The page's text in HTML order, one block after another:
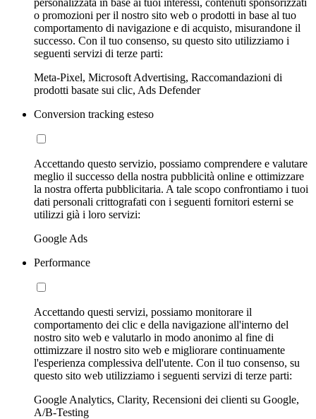
o promozioni per il nostro sito web o prodotti in base al tuo
comportamento di navigazione e di acquisto, misurandone il
successo. Con il tuo consenso, su questo sito utilizziamo i
seguenti servizi di terze parti:
Meta-Pixel, Microsoft Advertising, Raccomandazioni di
prodotti basate sui clic, Ads Defender
Conversion tracking esteso
Accettando questo servizio, possiamo comprendere e valutare
meglio il successo della nostra pubblicità online e ottimizzare
la nostra offerta pubblicitaria. A tale scopo confrontiamo i tuoi
dati personali crittografati con i seguenti fornitori esterni se
utilizzi già i loro servizi:
Google Ads
Performance
Accettando questi servizi, possiamo monitorare il
comportamento dei clic e della navigazione all'interno del
nostro sito web e valutarlo in modo anonimo al fine di
ottimizzare il nostro sito web e migliorare continuamente
l'esperienza complessiva dell'utente. Con il tuo consenso, su
questo sito web utilizziamo i seguenti servizi di terze parti:
Google Analytics, Clarity, Recensioni dei clienti su Google,
A/B-Testing